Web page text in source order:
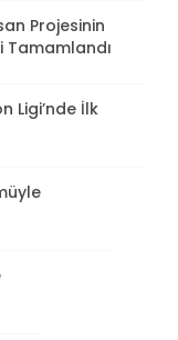
Projesinin
Tamamlandı
Ligi’nde İlk